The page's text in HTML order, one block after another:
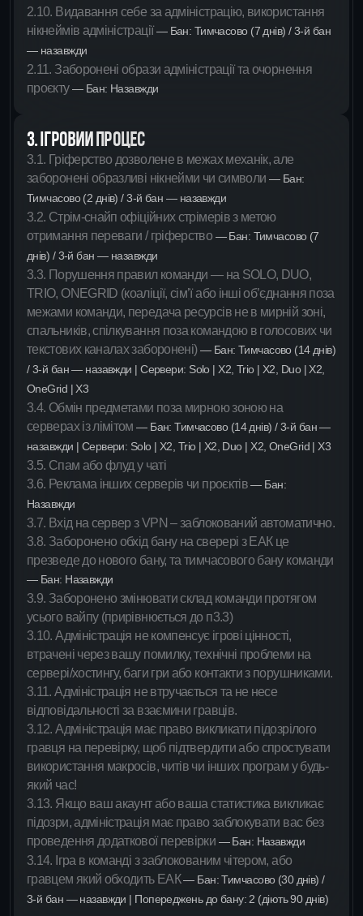
2.10. Видавання себе за адміністрацію, використання
нікнеймів адміністрації— Бан: Тимчасово (7 днів) / 3-й бан
— назавжди
2.11. Заборонені образи адміністрації та очорнення
проєкту— Бан: Назавжди
3. ІГРОВИЙ ПРОЦЕС
3.1. Гріферство дозволене в межах механік, але
заборонені образливі нікнейми чи символи — Бан:
Тимчасово (2 днів) / 3-й бан — назавжди
3.2. Стрім-снайп офіційних стрімерів з метою
отримання переваги / гріферство — Бан: Тимчасово (7
днів) / 3-й бан — назавжди
3.3. Порушення правил команди — на SOLO, DUO,
TRIO, ONEGRID (коаліції, сім’ї або інші об’єднання поза
межами команди, передача ресурсів не в мирній зоні,
спальників, спілкування поза командою в голосових чи
текстових каналах заборонені)— Бан: Тимчасово (14 днів)
/ 3-й бан — назавжди | Сервери: Solo | X2, Trio | X2, Duo | X2,
OneGrid | X3
3.4. Обмін предметами поза мирною зоною на
серверах із лімітом— Бан: Тимчасово (14 днів) / 3-й бан —
назавжди | Сервери: Solo | X2, Trio | X2, Duo | X2, OneGrid | X3
3.5. Спам або флуд у чаті
3.6. Реклама інших серверів чи проєктів— Бан:
Назавжди
3.7. Вхід на сервер з VPN – заблокований автоматично.
3.8. Заборонено обхід бану на сверері з ЕАК це
презведе до нового бану, та тимчасового бану команди
— Бан: Назавжди
3.9. Заборонено змінювати склад команди протягом
усього вайпу (прирівнюється до п3.3)
3.10. Адміністрація не компенсує ігрові цінності,
втрачені через вашу помилку, технічні проблеми на
сервері/хостингу, баги гри або контакти з порушниками.
3.11. Адміністрація не втручається та не несе
відповідальності за взаємини гравців.
3.12. Адміністрація має право викликати підозрілого
гравця на перевірку, щоб підтвердити або спростувати
використання макросів, читів чи інших програм у будь-
який час!
3.13. Якщо ваш акаунт або ваша статистика викликає
підозри, адміністрація має право заблокувати вас без
проведення додаткової перевірки — Бан: Назавжди
3.14. Ігра в команді з заблокованим чітером, або
гравцем який обходить ЕАК— Бан: Тимчасово (30 днів) /
3-й бан — назавжди | Попереджень до бану: 2 (діють 90 днів)